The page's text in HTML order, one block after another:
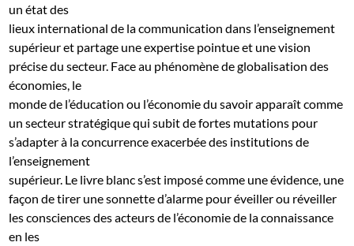
un état des
lieux international de la communication dans l’enseignement
supérieur et partage une expertise pointue et une vision
précise du secteur. Face au phénomène de globalisation des
économies, le
monde de l’éducation ou l’économie du savoir apparaît comme
un secteur stratégique qui subit de fortes mutations pour
s’adapter à la concurrence exacerbée des institutions de
l’enseignement
supérieur. Le livre blanc s’est imposé comme une évidence, une
façon de tirer une sonnette d’alarme pour éveiller ou réveiller
les consciences des acteurs de l’économie de la connaissance
en les